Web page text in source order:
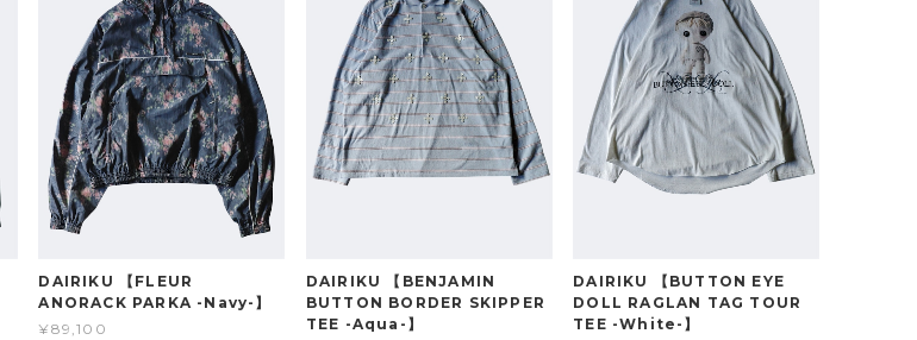
DAIRIKU 【FLEUR
ANORACK PARKA -Navy-】
¥89,100
DAIRIKU 【BENJAMIN
BUTTON BORDER SKIPPER
TEE -Aqua-】
DAIRIKU 【BUTTON EYE
DOLL RAGLAN TAG TOUR
TEE -White-】